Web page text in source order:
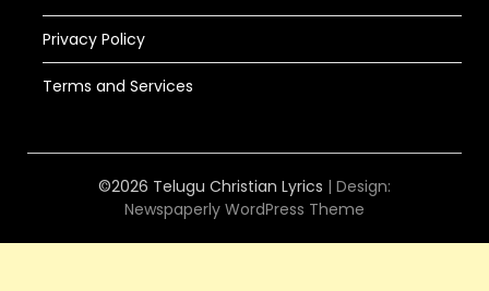
Privacy Policy
Terms and Services
©2026 Telugu Christian Lyrics | Design:
Newspaperly WordPress Theme